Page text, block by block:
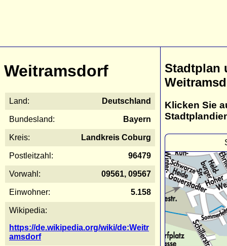
Weitramsdorf
Land: Deutschland
Bundesland: Bayern
Kreis: Landkreis Coburg
Postleitzahl: 96479
Vorwahl: 09561, 09567
Einwohner: 5.158
Wikipedia:
https://de.wikipedia.org/wiki/de:Weitr
amsdorf
Stadtplan
Klicken Sie